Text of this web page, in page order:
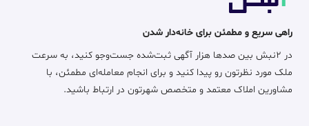
راهی سریع و مطمئن برای خانه‌دار شدن
در ۲نبش بین صدها هزار آگهی ثبت‌شده جست‌وجو کنید، به سرعت
ملک مورد نظرتون رو پیدا کنید و برای انجام معامله‌ای مطمئن، با
مشاورین املاک معتمد و متخصص شهرتون در ارتباط باشید.